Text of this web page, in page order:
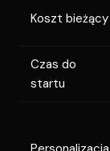
Koszt bieżący
Czas do
startu